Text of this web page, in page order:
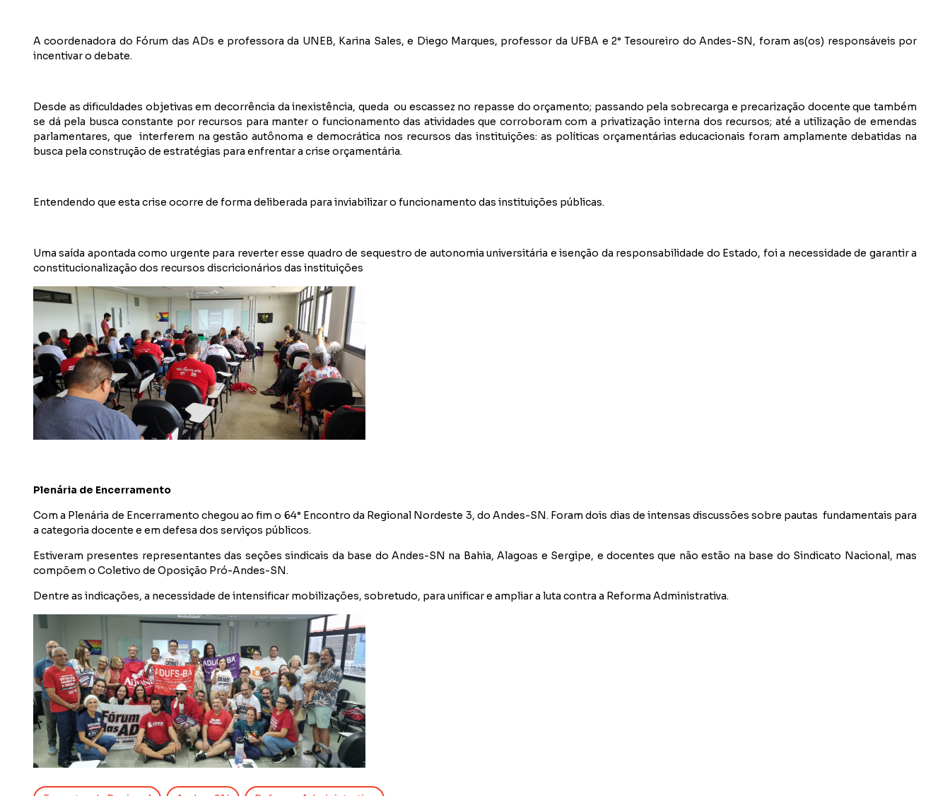
A coordenadora do Fórum das ADs e professora da UNEB, Karina Sales, e Diego Marques, professor da UFBA e 2° Tesoureiro do Andes-SN, foram as(os) responsáveis por
incentivar o debate.
Desde as dificuldades objetivas em decorrência da inexistência, queda ou escassez no repasse do orçamento; passando pela sobrecarga e precarização docente que também
se dá pela busca constante por recursos para manter o funcionamento das atividades que corroboram com a privatização interna dos recursos; até a utilização de emendas
parlamentares, que interferem na gestão autônoma e democrática nos recursos das instituições: as políticas orçamentárias educacionais foram amplamente debatidas na
busca pela construção de estratégias para enfrentar a crise orçamentária.
Entendendo que esta crise ocorre de forma deliberada para inviabilizar o funcionamento das instituições públicas.
Uma saída apontada como urgente para reverter esse quadro de sequestro de autonomia universitária e isenção da responsabilidade do Estado, foi a necessidade de garantir a
constitucionalização dos recursos discricionários das instituições
Plenária de Encerramento
Com a Plenária de Encerramento chegou ao fim o 64° Encontro da Regional Nordeste 3, do Andes-SN. Foram dois dias de intensas discussões sobre pautas fundamentais para
a categoria docente e em defesa dos serviços públicos.
Estiveram presentes representantes das seções sindicais da base do Andes-SN na Bahia, Alagoas e Sergipe, e docentes que não estão na base do Sindicato Nacional, mas
compõem o Coletivo de Oposição Pró-Andes-SN.
Dentre as indicações, a necessidade de intensificar mobilizações, sobretudo, para unificar e ampliar a luta contra a Reforma Administrativa.